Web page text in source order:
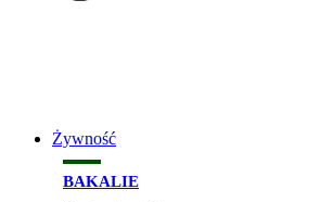
Żywność
BAKALIE